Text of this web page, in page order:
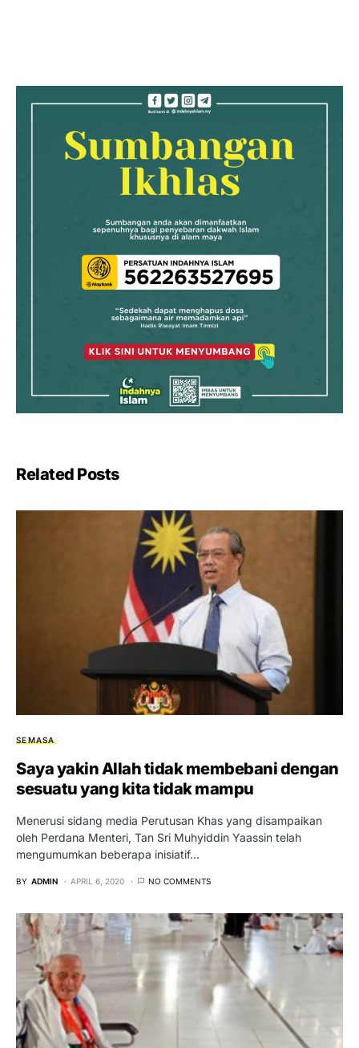
Related Posts
SEMASA
Saya yakin Allah tidak membebani dengan
sesuatu yang kita tidak mampu
Menerusi sidang media Perutusan Khas yang disampaikan
oleh Perdana Menteri, Tan Sri Muhyiddin Yaassin telah
mengumumkan beberapa inisiatif…
BY ADMIN APRIL 6, 2020 NO COMMENTS